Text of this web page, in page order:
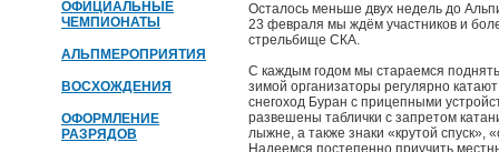
ОФИЦИАЛЬНЫЕ
ЧЕМПИОНАТЫ
АЛЬПМЕРОПРИЯТИЯ
ВОСХОЖДЕНИЯ
ОФОРМЛЕНИЕ
РАЗРЯДОВ
Осталось меньше двух недель до
23 февраля мы ждём участников и
стрельбище СКА.
С каждым годом мы стараемся
зимой организаторы регулярно
снегоход Буран с прицепными
развешены таблички с запретом
лыжне, а также знаки «крутой спуск»,
Надеемся постепенно приучить